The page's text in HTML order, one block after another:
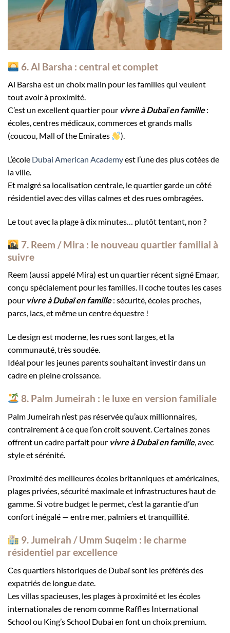
6. Al Barsha : central et complet
Al Barsha est un choix malin pour les familles qui veulent
tout avoir à proximité.
C’est un excellent quartier pour vivre à Dubaï en famille:
écoles, centres médicaux, commerces et grands malls
(coucou, Mall of the Emirates
).
L’école Dubai American Academyest l’une des plus cotées de
la ville.
Et malgré sa localisation centrale, le quartier garde un côté
résidentiel avec des villas calmes et des rues ombragées.
Le tout avec la plage à dix minutes… plutôt tentant, non ?
7. Reem / Mira : le nouveau quartier familial à
suivre
Reem (aussi appelé Mira) est un quartier récent signé Emaar,
conçu spécialement pour les familles. Il coche toutes les cases
pour vivre à Dubaï en famille: sécurité, écoles proches,
parcs, lacs, et même un centre équestre !
Le design est moderne, les rues sont larges, et la
communauté, très soudée.
Idéal pour les jeunes parents souhaitant investir dans un
cadre en pleine croissance.
8. Palm Jumeirah : le luxe en version familiale
Palm Jumeirah n’est pas réservée qu’aux millionnaires,
contrairement à ce que l’on croit souvent. Certaines zones
offrent un cadre parfait pour vivre à Dubaï en famille, avec
style et sérénité.
Proximité des meilleures écoles britanniques et américaines,
plages privées, sécurité maximale et infrastructures haut de
gamme. Si votre budget le permet, c’est la garantie d’un
confort inégalé — entre mer, palmiers et tranquillité.
9. Jumeirah / Umm Suqeim : le charme
résidentiel par excellence
Ces quartiers historiques de Dubaï sont les préférés des
expatriés de longue date.
Les villas spacieuses, les plages à proximité et les écoles
internationales de renom comme Raffles International
School ou King’s School Dubai en font un choix premium.